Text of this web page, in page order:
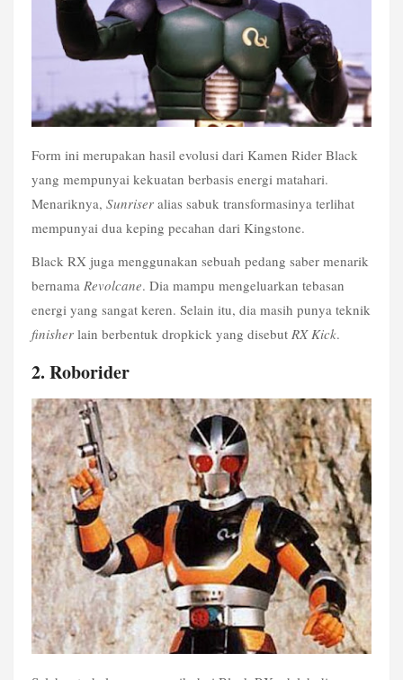
Form ini merupakan hasil evolusi dari Kamen Rider Black
yang mempunyai kekuatan berbasis energi matahari.
Menariknya, Sunriser alias sabuk transformasinya terlihat
mempunyai dua keping pecahan dari Kingstone.
Black RX juga menggunakan sebuah pedang saber menarik
bernama Revolcane. Dia mampu mengeluarkan tebasan
finisher lain berbentuk dropkick yang disebut RX Kick.
2. Roborider